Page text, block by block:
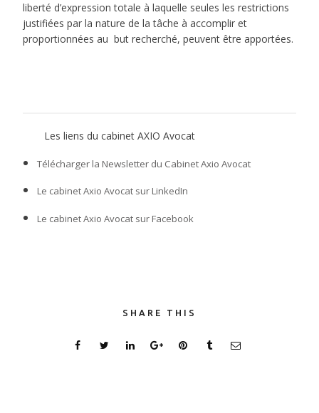
liberté d’expression totale à laquelle seules les restrictions
justifiées par la nature de la tâche à accomplir et
proportionnées au but recherché, peuvent être apportées.
Les liens du cabinet AXIO Avocat
Télécharger la Newsletter du Cabinet Axio Avocat
Le cabinet Axio Avocat sur LinkedIn
Le cabinet Axio Avocat sur Facebook
SHARE THIS